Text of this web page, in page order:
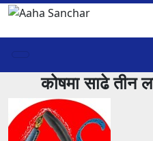
कोषमा साढे तीन